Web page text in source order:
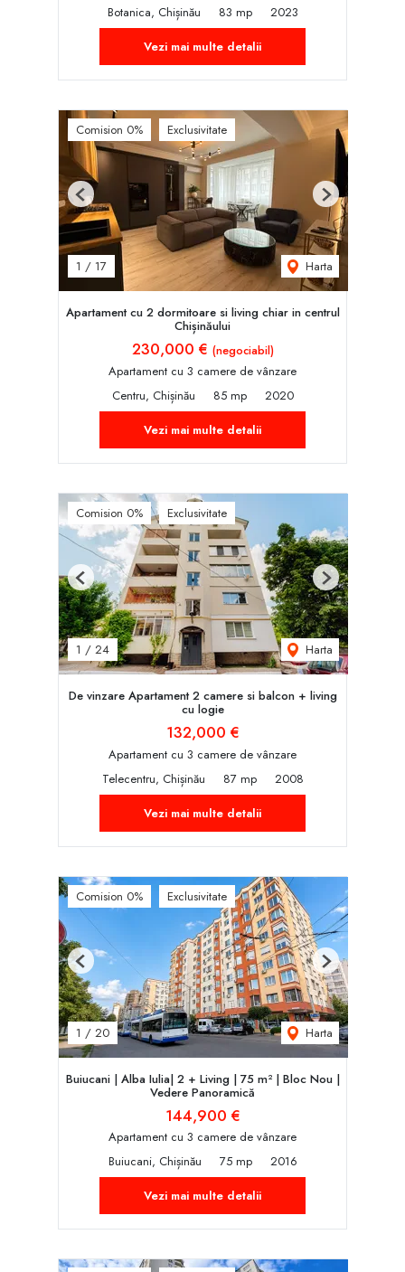
Botanica, Chișinău
83 mp
2023
Vezi mai multe detalii
Comision 0% Exclusivitate
1 / 17 Harta
Previous Next
Apartament cu 2 dormitoare si living chiar in centrul
Chișinăului
230,000 € (negociabil)
Apartament cu 3 camere de vânzare
Centru, Chișinău
85 mp
2020
Vezi mai multe detalii
Comision 0% Exclusivitate
1 / 24 Harta
Previous Next
De vinzare Apartament 2 camere si balcon + living
cu logie
132,000 €
Apartament cu 3 camere de vânzare
Telecentru, Chișinău
87 mp
2008
Vezi mai multe detalii
Comision 0% Exclusivitate
1 / 20 Harta
Previous Next
Buiucani | Alba Iulia| 2 + Living | 75 m² | Bloc Nou |
Vedere Panoramică
144,900 €
Apartament cu 3 camere de vânzare
Buiucani, Chișinău
75 mp
2016
Vezi mai multe detalii